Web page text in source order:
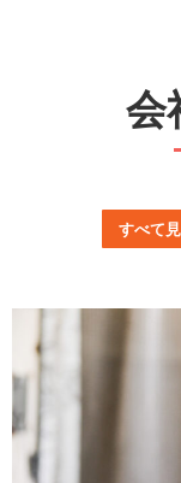
会
すべて